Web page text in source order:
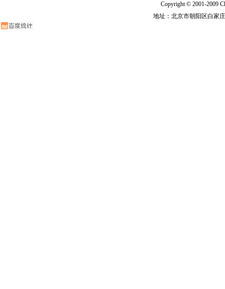
Copyright © 2001-2009
地址：北京市朝阳区白家